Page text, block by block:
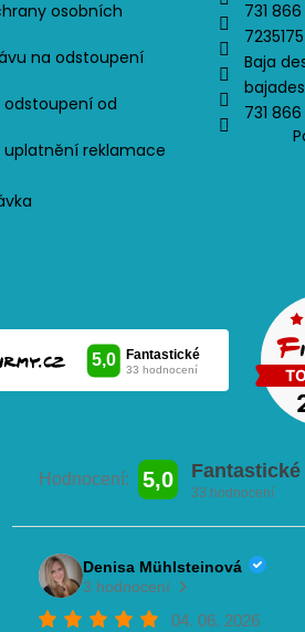
osobních
na odstoupení
odstoupení od
uplatnění reklamace
731
Baja
731